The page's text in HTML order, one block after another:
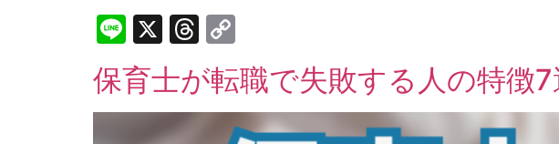
Line
X Threads
Link
保育士が転職で失敗する人の特徴7